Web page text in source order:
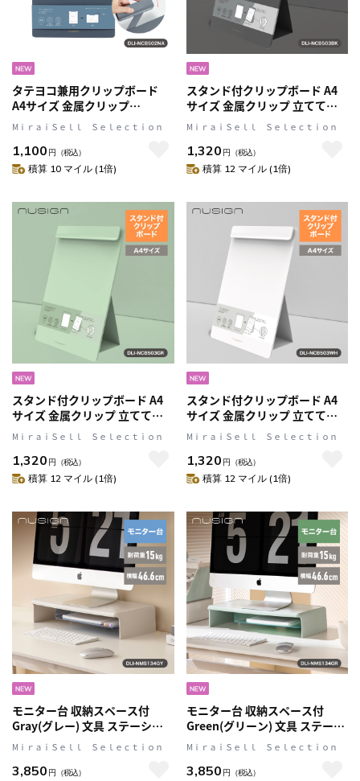
タテヨコ兼用クリップボード
A4サイズ 金属クリップ
Navy(ネイビー) 文具 ステーシ
ョナリー nusign[ニューサイン]
MⅰｒａｉＳｅｌｌ Ｓｅｌｅｃｔｉｏｎ
1,100 円 （税込）
積算 10 マイル (1倍)
スタンド付クリップボード A4
サイズ 金属クリップ 立てて使
える Black(ブラック) 文具 ステ
ーショナリー nusign[ニューサ
イン]
MⅰｒａｉＳｅｌｌ Ｓｅｌｅｃｔｉｏｎ
1,320 円 （税込）
積算 12 マイル (1倍)
スタンド付クリップボード A4
サイズ 金属クリップ 立てて使
える Green(グリーン) 文具 ステ
イン]
MⅰｒａｉＳｅｌｌ Ｓｅｌｅｃｔｉｏｎ
1,320 円 （税込）
積算 12 マイル (1倍)
スタンド付クリップボード A4
サイズ 金属クリップ 立てて使
える White(ホワイト) 文具 ステ
イン]
MⅰｒａｉＳｅｌｌ Ｓｅｌｅｃｔｉｏｎ
1,320 円 （税込）
積算 12 マイル (1倍)
モニター台 収納スペース付
Gray(グレー) 文具 ステーショ
ナリー nusign[ニューサイン]
MⅰｒａｉＳｅｌｌ Ｓｅｌｅｃｔｉｏｎ
3,850 円 （税込）
モニター台 収納スペース付
Green(グリーン) 文具 ステーシ
ョナリー nusign[ニューサイン]
MⅰｒａｉＳｅｌｌ Ｓｅｌｅｃｔｉｏｎ
3,850 円 （税込）